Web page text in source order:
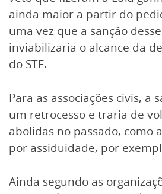
ainda maior a partir do
uma vez que a sanção
inviabilizaria o alcance da
do STF.
Para as associações civis, a
um retrocesso e traria de
abolidas no passado, como
por assiduidade, por
Ainda segundo as